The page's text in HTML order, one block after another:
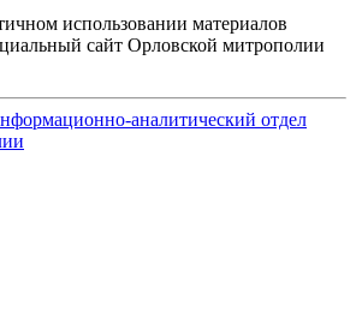
использовании материалов
сайт Орловской митрополии
аналитический отдел